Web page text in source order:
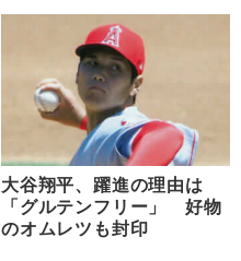
大谷翔平、躍進の理由は
「グルテンフリー」 好物
のオムレツも封印